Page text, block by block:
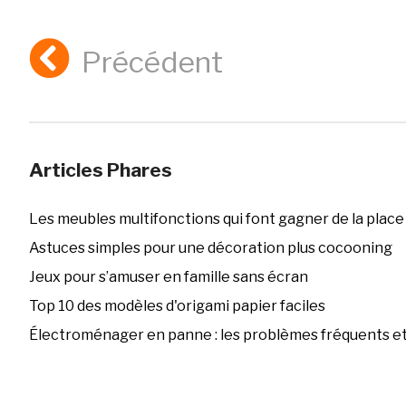
Précédent
Articles Phares
Les meubles multifonctions qui font gagner de la place
Astuces simples pour une décoration plus cocooning
Jeux pour s’amuser en famille sans écran
Top 10 des modèles d'origami papier faciles
Électroménager en panne : les problèmes fréquents